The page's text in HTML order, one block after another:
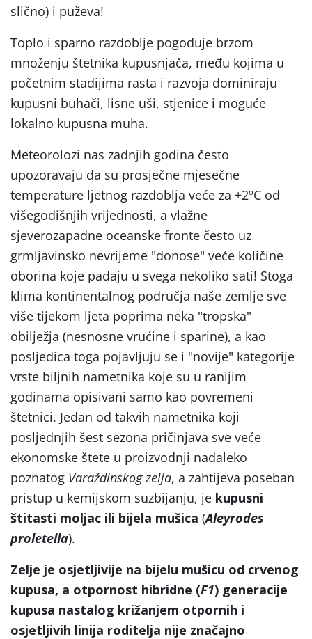
slično) i puževa!
Toplo i sparno razdoblje pogoduje brzom
množenju štetnika kupusnjača, među kojima u
početnim stadijima rasta i razvoja dominiraju
kupusni buhači, lisne uši, stjenice i moguće
lokalno kupusna muha.
Meteorolozi nas zadnjih godina često
upozoravaju da su prosječne mjesečne
temperature ljetnog razdoblja veće za +2ºC od
višegodišnjih vrijednosti, a vlažne
sjeverozapadne oceanske fronte često uz
grmljavinsko nevrijeme "donose" veće količine
oborina koje padaju u svega nekoliko sati! Stoga
klima kontinentalnog područja naše zemlje sve
više tijekom ljeta poprima neka "tropska"
obilježja (nesnosne vrućine i sparine), a kao
posljedica toga pojavljuju se i "novije" kategorije
vrste biljnih nametnika koje su u ranijim
godinama opisivani samo kao povremeni
štetnici. Jedan od takvih nametnika koji
posljednjih šest sezona pričinjava sve veće
ekonomske štete u proizvodnji nadaleko
poznatog Varaždinskog zelja, a zahtijeva poseban
pristup u kemijskom suzbijanju, je kupusni
štitasti moljac ili bijela mušica (Aleyrodes
proletella).
Zelje je osjetljivije na bijelu mušicu od crvenog
kupusa, a otpornost hibridne (F1) generacije
kupusa nastalog križanjem otpornih i
osjetljivih linija roditelja nije značajno